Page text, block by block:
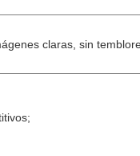
claras, sin